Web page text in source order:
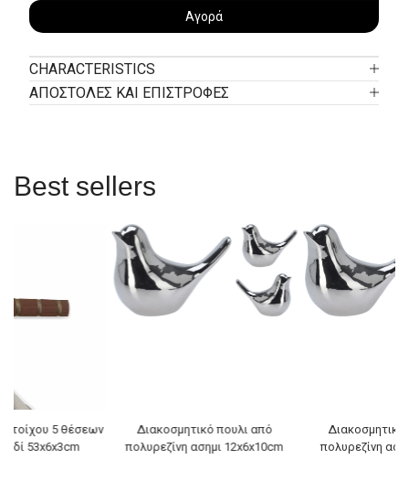
Αγορά
CHARACTERISTICS
ΑΠΟΣΤΟΛΕΣ ΚΑΙ ΕΠΙΣΤΡΟΦΕΣ
Best sellers
τοίχου 5 θέσεων
53x6x3cm
Διακοσμητικό πουλι από
πολυρεζίνη ασημι 12x6x10cm
Διακοσμητικό
πολυρεζίνη